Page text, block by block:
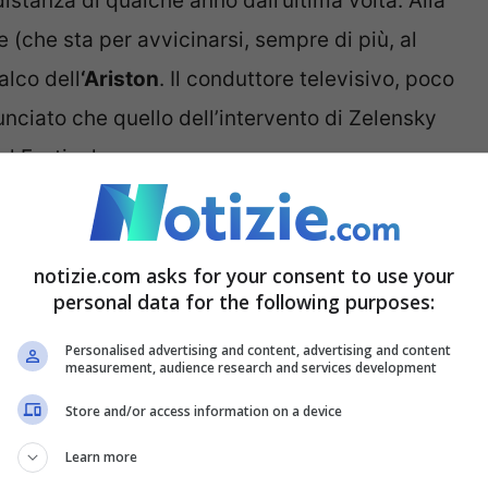
sta per avvicinarsi, sempre di più, al
dell‘Ariston. Il conduttore televisivo, poco
che quello dell’intervento di Zelensky
Festival.
lettera di Zelensky:
notizie.com asks for your consent to use your
personal data for the following purposes:
Personalised advertising and content, advertising and content
measurement, audience research and services development
Store and/or access information on a device
Learn more